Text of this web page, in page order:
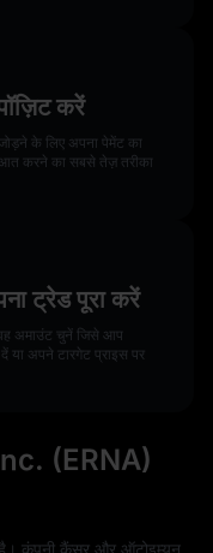
करें
के लिए अपना पेमेंट का
करने का सबसे तेज़ तरीका
ट्रेड पूरा करें
अमाउंट चुनें जिसे आप
या अपने टारगेट प्राइस पर
(ERNA)